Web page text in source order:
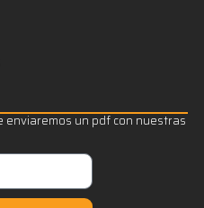
un pdf con nuestras